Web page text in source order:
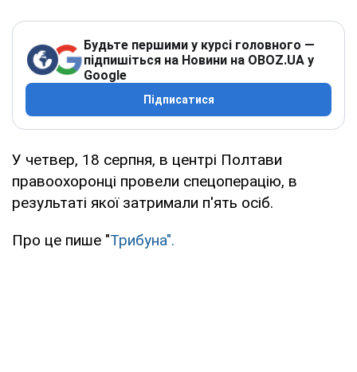
Будьте першими у курсі головного —
підпишіться на Новини на OBOZ.UA у
Google
Підписатися
У четвер, 18 серпня, в центрі Полтави
правоохоронці провели спецоперацію, в
результаті якої затримали п'ять осіб.
Про це пише "Трибуна".